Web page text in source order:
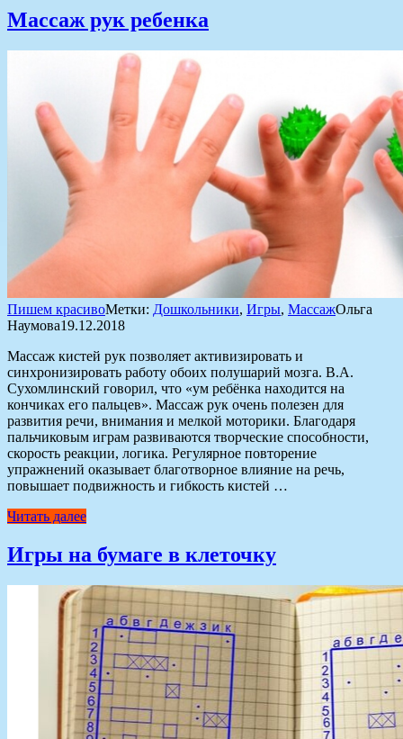
Массаж рук ребенка
Пишем красивоМетки: Дошкольники, Игры, МассажОльга
Наумова19.12.2018
Массаж кистей рук позволяет активизировать и
синхронизировать работу обоих полушарий мозга. В.А.
Сухомлинский говорил, что «ум ребёнка находится на
кончиках его пальцев». Массаж рук очень полезен для
развития речи, внимания и мелкой моторики. Благодаря
пальчиковым играм развиваются творческие способности,
скорость реакции, логика. Регулярное повторение
упражнений оказывает благотворное влияние на речь,
повышает подвижность и гибкость кистей …
Читать далее
Игры на бумаге в клеточку